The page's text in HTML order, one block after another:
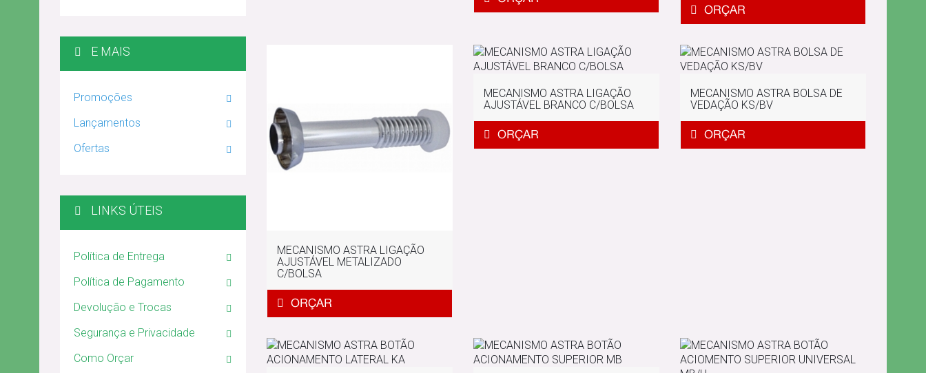
E MAIS
Promoções
Lançamentos
Ofertas
LINKS ÚTEIS
Política de Entrega
Política de Pagamento
Devolução e Trocas
Segurança e Privacidade
Como Orçar
MECANISMO ASTRA LIGAÇÃO
AJUSTÁVEL METALIZADO
C/BOLSA
MECANISMO ASTRA LIGAÇÃO
AJUSTÁVEL BRANCO C/BOLSA
MECANISMO ASTRA BOLSA DE
VEDAÇÃO KS/BV